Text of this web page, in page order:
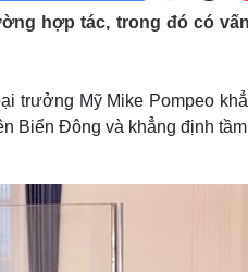
Xe máy
Giải trí
Thời trang
Sao Việt
hợp tác, trong đó có
trưởng Mỹ Mike Pompeo
Biển Đông và khẳng định